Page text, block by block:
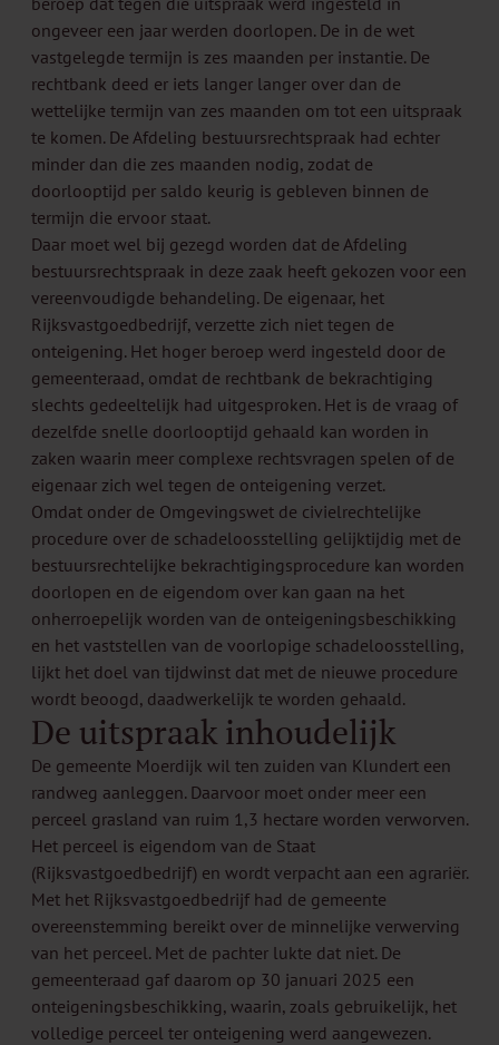
ongeveer een jaar werden doorlopen. De in de wet
vastgelegde termijn is zes maanden per instantie. De
rechtbank deed er iets langer langer over dan de
wettelijke termijn van zes maanden om tot een uitspraak
te komen. De Afdeling bestuursrechtspraak had echter
minder dan die zes maanden nodig, zodat de
doorlooptijd per saldo keurig is gebleven binnen de
termijn die ervoor staat.
Daar moet wel bij gezegd worden dat de Afdeling
bestuursrechtspraak in deze zaak heeft gekozen voor een
vereenvoudigde behandeling. De eigenaar, het
Rijksvastgoedbedrijf, verzette zich niet tegen de
onteigening. Het hoger beroep werd ingesteld door de
gemeenteraad, omdat de rechtbank de bekrachtiging
slechts gedeeltelijk had uitgesproken. Het is de vraag of
dezelfde snelle doorlooptijd gehaald kan worden in
zaken waarin meer complexe rechtsvragen spelen of de
eigenaar zich wel tegen de onteigening verzet.
Omdat onder de Omgevingswet de civielrechtelijke
procedure over de schadeloosstelling gelijktijdig met de
bestuursrechtelijke bekrachtigingsprocedure kan worden
doorlopen en de eigendom over kan gaan na het
onherroepelijk worden van de onteigeningsbeschikking
en het vaststellen van de voorlopige schadeloosstelling,
lijkt het doel van tijdwinst dat met de nieuwe procedure
wordt beoogd, daadwerkelijk te worden gehaald.
De uitspraak inhoudelijk
De gemeente Moerdijk wil ten zuiden van Klundert een
randweg aanleggen. Daarvoor moet onder meer een
perceel grasland van ruim 1,3 hectare worden verworven.
Het perceel is eigendom van de Staat
(Rijksvastgoedbedrijf) en wordt verpacht aan een agrariër.
Met het Rijksvastgoedbedrijf had de gemeente
overeenstemming bereikt over de minnelijke verwerving
van het perceel. Met de pachter lukte dat niet. De
gemeenteraad gaf daarom op 30 januari 2025 een
onteigeningsbeschikking, waarin, zoals gebruikelijk, het
volledige perceel ter onteigening werd aangewezen.